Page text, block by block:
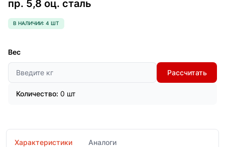
пр. 5,8 оц. сталь
В НАЛИЧИИ: 4 ШТ
Вес
Рассчитать
Количество: 0 шт
Характеристики Аналоги